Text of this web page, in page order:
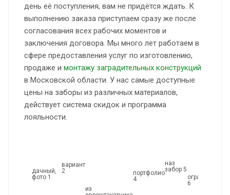
день её поступления, вам не придётся ждать. К
выполнению заказа приступаем сразу же после
согласования всех рабочих моментов и
заключения договора. Мы много лет работаем в
сфере предоставления услуг по изготовлению,
продаже и монтажу заградительных конструкций
в Московской области. У нас самые доступные
цены на заборы из различных материалов,
действует система скидок и программа
лояльности.
дачный,
фото 1
вариант
2
из
портфолио
4
наз
забор 5
ограждение
6